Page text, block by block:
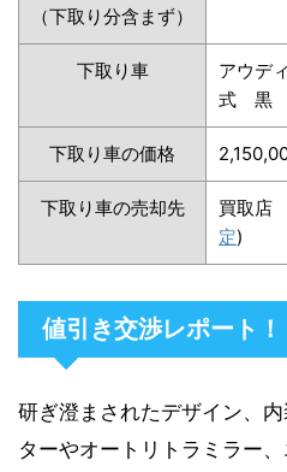
（下取り分含まず）
下取り車
アウデ
式 黒
下取り車の価格
下取り車の売却先 買取
定)
値引き交渉レポート！
研ぎ澄まされたデザイン、
ターやオートリトラミラー